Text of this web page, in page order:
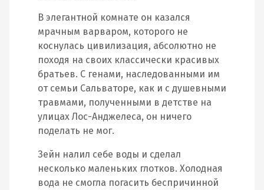
В элегантной комнате он казался
мрачным варваром, которого не
коснулась цивилизация, абсолютно не
походя на своих классически красивых
братьев. С генами, наследованными им
от семьи Сальваторе, как и с душевными
травмами, полученными в детстве на
улицах Лос-Анджелеса, он ничего
поделать не мог.
Зейн налил себе воды и сделал
несколько маленьких глотков. Холодная
вода не смогла погасить беспричинной